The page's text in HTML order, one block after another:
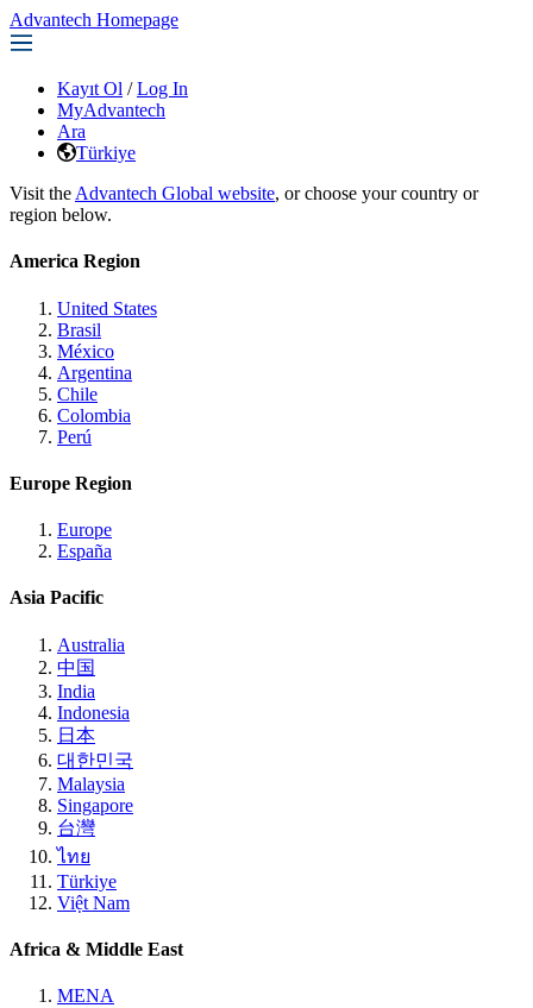
Advantech Homepage
Kayıt Ol / Log In
MyAdvantech
Ara
Türkiye
Visit the Advantech Global website, or choose your country or
region below.
America Region
United States
Brasil
México
Argentina
Chile
Colombia
Perú
Europe Region
Europe
España
Asia Pacific
Australia
中国
India
Indonesia
日本
대한민국
Malaysia
Singapore
台灣
ไทย
Türkiye
Việt Nam
Africa & Middle East
MENA